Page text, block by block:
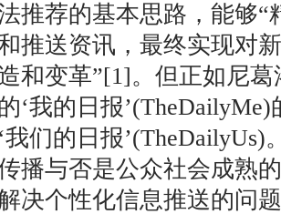
推荐的基本思路，能够“
推送资讯，最终实现对
和变革”[1]。但正如尼葛
‘我的日报
我们的日报’(TheDailyUs)
播与否是公众社会成熟
决个性化信息推送的问